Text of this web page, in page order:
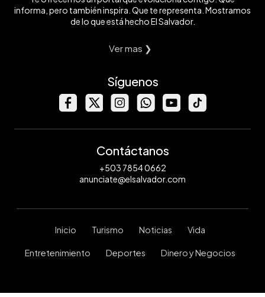
informa, pero también inspira. Que te representa. Mostramos
de lo que está hecho El Salvador.
Ver mas ❯
Síguenos
Contáctanos
+503 7854 0662
anunciate@elsalvador.com
Inicio Turismo Noticias Vida
Entretenimiento Deportes Dinero y Negocios